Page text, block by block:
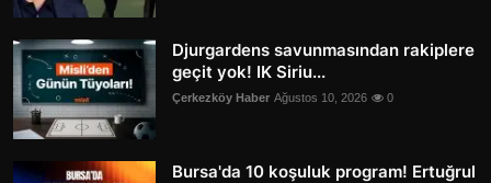
Djurgardens savunmasından rakiplere
geçit yok! IK Siriu...
Çerkezköy Haber Ağustos 10, 2026 0
Bursa'da 10 koşuluk program! Ertuğrul